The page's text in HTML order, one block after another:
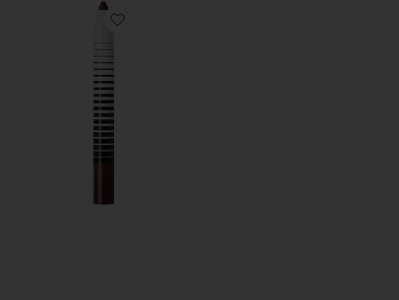
Favorite NO PRESSURE LIP DEFINER リップライナー